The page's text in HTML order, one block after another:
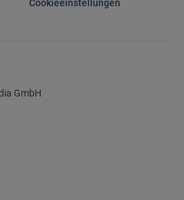
Cookieeinstellungen
GmbH